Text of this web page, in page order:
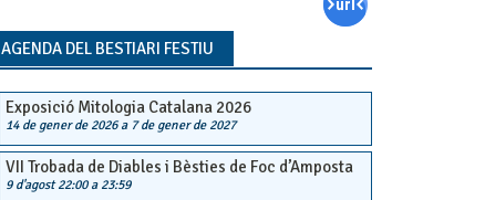
AGENDA DEL BESTIARI FESTIU
Exposició Mitologia Catalana 2026
14 de gener de 2026a 7 de gener de 2027
VII Trobada de Diables i Bèsties de Foc d’Amposta
9 d'agost 22:00a 23:59